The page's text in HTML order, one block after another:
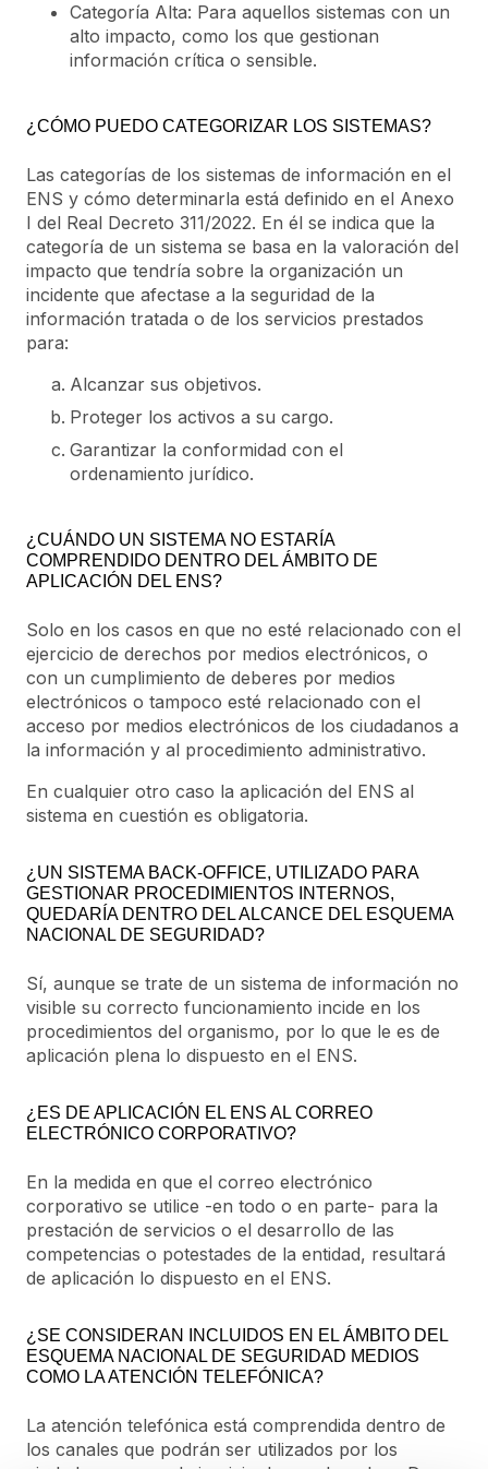
Categoría Alta: Para aquellos sistemas con un
alto impacto, como los que gestionan
información crítica o sensible.
¿CÓMO PUEDO CATEGORIZAR LOS SISTEMAS?
Las categorías de los sistemas de información en el
ENS y cómo determinarla está definido en el Anexo
I del Real Decreto 311/2022. En él se indica que la
categoría de un sistema se basa en la valoración del
impacto que tendría sobre la organización un
incidente que afectase a la seguridad de la
información tratada o de los servicios prestados
para:
Alcanzar sus objetivos.
Proteger los activos a su cargo.
Garantizar la conformidad con el
ordenamiento jurídico.
¿CUÁNDO UN SISTEMA NO ESTARÍA
COMPRENDIDO DENTRO DEL ÁMBITO DE
APLICACIÓN DEL ENS?
Solo en los casos en que no esté relacionado con el
ejercicio de derechos por medios electrónicos, o
con un cumplimiento de deberes por medios
electrónicos o tampoco esté relacionado con el
acceso por medios electrónicos de los ciudadanos a
la información y al procedimiento administrativo.
En cualquier otro caso la aplicación del ENS al
sistema en cuestión es obligatoria.
¿UN SISTEMA BACK-OFFICE, UTILIZADO PARA
GESTIONAR PROCEDIMIENTOS INTERNOS,
QUEDARÍA DENTRO DEL ALCANCE DEL ESQUEMA
NACIONAL DE SEGURIDAD?
Sí, aunque se trate de un sistema de información no
visible su correcto funcionamiento incide en los
procedimientos del organismo, por lo que le es de
aplicación plena lo dispuesto en el ENS.
¿ES DE APLICACIÓN EL ENS AL CORREO
ELECTRÓNICO CORPORATIVO?
En la medida en que el correo electrónico
corporativo se utilice -en todo o en parte- para la
prestación de servicios o el desarrollo de las
competencias o potestades de la entidad, resultará
de aplicación lo dispuesto en el ENS.
¿SE CONSIDERAN INCLUIDOS EN EL ÁMBITO DEL
ESQUEMA NACIONAL DE SEGURIDAD MEDIOS
COMO LA ATENCIÓN TELEFÓNICA?
La atención telefónica está comprendida dentro de
los canales que podrán ser utilizados por los